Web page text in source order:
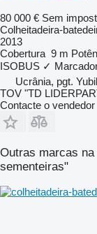
80 000 € Sem
Colheitadeira-
2013
Cobertura 9 m
ISOBUS ✓
Ucrânia, pgt.
TOV "TD
Contacte o vendedor
Outras marcas
sementeiras"